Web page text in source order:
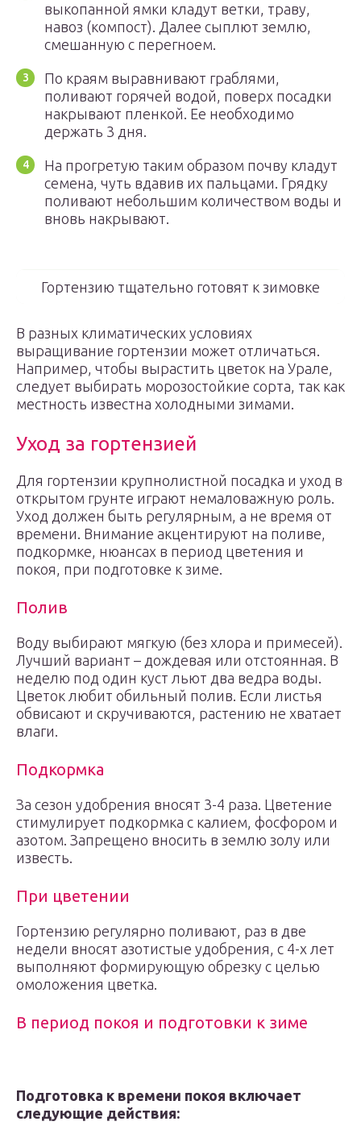
выкопанной ямки кладут ветки, траву,
навоз (компост). Далее сыплют землю,
смешанную с перегноем.
По краям выравнивают граблями,
поливают горячей водой, поверх посадки
накрывают пленкой. Ее необходимо
держать 3 дня.
На прогретую таким образом почву кладут
семена, чуть вдавив их пальцами. Грядку
поливают небольшим количеством воды и
вновь накрывают.
Гортензию тщательно готовят к зимовке
В разных климатических условиях
выращивание гортензии может отличаться.
Например, чтобы вырастить цветок на Урале,
следует выбирать морозостойкие сорта, так как
местность известна холодными зимами.
Уход за гортензией
Для гортензии крупнолистной посадка и уход в
открытом грунте играют немаловажную роль.
Уход должен быть регулярным, а не время от
времени. Внимание акцентируют на поливе,
подкормке, нюансах в период цветения и
покоя, при подготовке к зиме.
Полив
Воду выбирают мягкую (без хлора и примесей).
Лучший вариант – дождевая или отстоянная. В
неделю под один куст льют два ведра воды.
Цветок любит обильный полив. Если листья
обвисают и скручиваются, растению не хватает
влаги.
Подкормка
За сезон удобрения вносят 3-4 раза. Цветение
стимулирует подкормка с калием, фосфором и
азотом. Запрещено вносить в землю золу или
известь.
При цветении
Гортензию регулярно поливают, раз в две
недели вносят азотистые удобрения, с 4-х лет
выполняют формирующую обрезку с целью
омоложения цветка.
В период покоя и подготовки к зиме
Подготовка к времени покоя включает
следующие действия: